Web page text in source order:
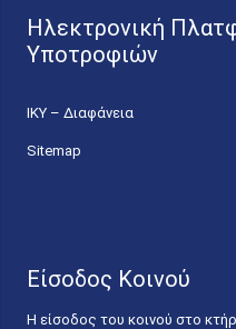
Ηλεκτρονική
Υποτροφιών
ΙΚΥ – Διαφάνεια
Sitemap
Είσοδος Κοινού
Η είσοδος του κοινού στο